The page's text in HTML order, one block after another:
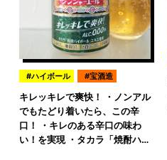
ハイボール 宝酒造
キレッキレで爽快！ ・ノンアル
でもたどり着いたら、この辛
口！ ・キレのある辛口の味わ
い！を実現 ・タカラ「焼酎ハ…